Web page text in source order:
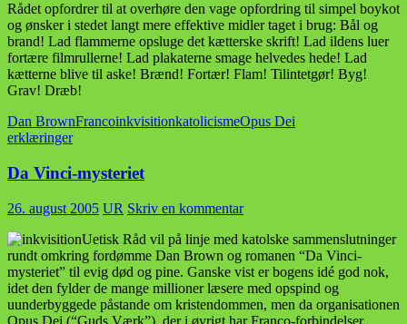
Rådet opfordrer til at overhøre den vage opfordring til simpel boykot
og ønsker i stedet langt mere effektive midler taget i brug: Bål og
brand! Lad flammerne opsluge det kætterske skrift! Lad ildens luer
fortære filmrullerne! Lad plakaterne smage helvedes hede! Lad
kætterne blive til aske! Brænd! Fortær! Flam! Tilintetgør! Byg!
Grav! Dræb!
Dan BrownFrancoinkvisitionkatolicismeOpus Dei
erklæringer
Da Vinci-mysteriet
26. august 2005 UR Skriv en kommentar
Uetisk Råd vil på linje med katolske sammenslutninger
rundt omkring fordømme Dan Brown og romanen “Da Vinci-
mysteriet” til evig død og pine. Ganske vist er bogens idé god nok,
idet den fylder de mange millioner læsere med opspind og
uunderbyggede påstande om kristendommen, men da organisationen
Opus Dei (“Guds Værk”), der i øvrigt har Franco-forbindelser,